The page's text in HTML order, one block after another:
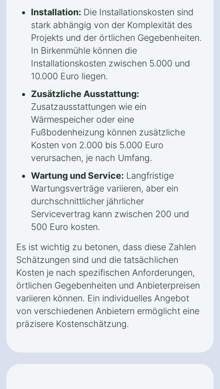
Installation: Die Installationskosten sind
stark abhängig von der Komplexität des
Projekts und der örtlichen Gegebenheiten.
In Birkenmühle können die
Installationskosten zwischen 5.000 und
10.000 Euro liegen.
Zusätzliche Ausstattung:
Zusatzausstattungen wie ein
Wärmespeicher oder eine
Fußbodenheizung können zusätzliche
Kosten von 2.000 bis 5.000 Euro
verursachen, je nach Umfang.
Wartung und Service: Langfristige
Wartungsverträge variieren, aber ein
durchschnittlicher jährlicher
Servicevertrag kann zwischen 200 und
500 Euro kosten.
Es ist wichtig zu betonen, dass diese Zahlen
Schätzungen sind und die tatsächlichen
Kosten je nach spezifischen Anforderungen,
örtlichen Gegebenheiten und Anbieterpreisen
variieren können. Ein individuelles Angebot
von verschiedenen Anbietern ermöglicht eine
präzisere Kostenschätzung.